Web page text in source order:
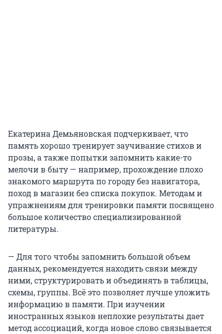
Екатерина Демьяновская подчеркивает, что
память хорошо тренирует заучивание стихов и
прозы, а также попытки запомнить какие-то
мелочи в быту — например, прохождение плохо
знакомого маршрута по городу без навигатора,
поход в магазин без списка покупок. Методам и
упражнениям для тренировки памяти посвящено
большое количество специализированной
литературы.
— Для того чтобы запомнить большой объем
данных, рекомендуется находить связи между
ними, структурировать и объединять в таблицы,
схемы, группы. Всё это позволяет лучше уложить
информацию в памяти. При изучении
иностранных языков неплохие результаты дает
метод ассоциаций, когда новое слово связывается